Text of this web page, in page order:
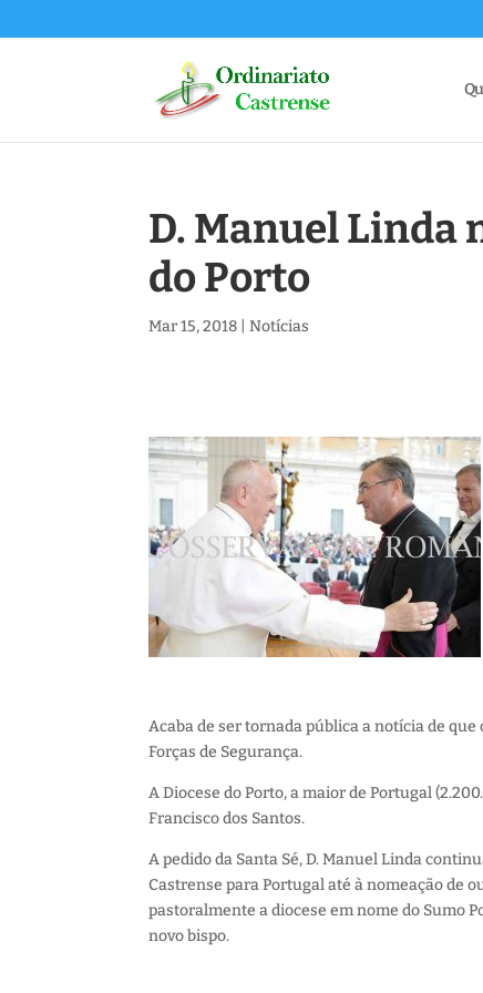
D. Manuel Linda
do Porto
Mar 15, 2018 |Notícias
Acaba de ser tornada pública a notícia de que
Forças de Segurança.
A Diocese do Porto, a maior de Portugal
Francisco dos Santos.
A pedido da Santa Sé, D. Manuel Linda
Castrense para Portugal até à nomeação de
pastoralmente a diocese em nome do Sumo
novo bispo.